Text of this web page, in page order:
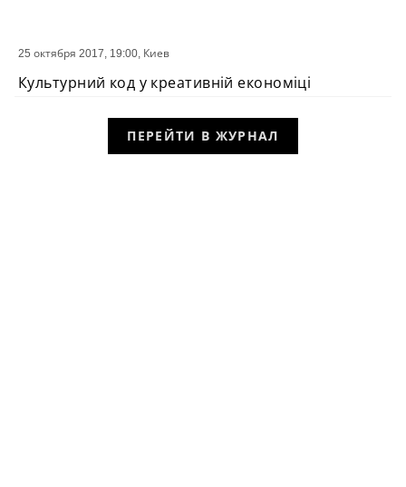
СОБЫТИЕ
25 октября 2017, 19:00, Киев
Культурний код у креативній економіці
ПЕРЕЙТИ В ЖУРНАЛ